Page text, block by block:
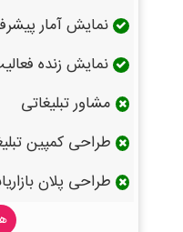
نمایش آمار
نمایش زنده
مشاور تبلیغاتی
طراحی کمپین
طراحی پلان